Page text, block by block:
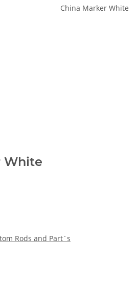
White
Rods and Part´s